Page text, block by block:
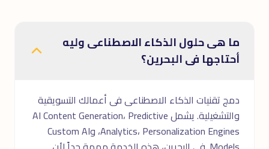
ما هى حلول الذكاء الاصطناعى وليه
أحتاجها فى البحرين؟
دمج تقنيات الذكاء الاصطناعى فى أعمالك التسويقية
والتشغيلية. يشمل AI Content Generation، Predictive
Analytics، Personalization Engines، وCustom AI